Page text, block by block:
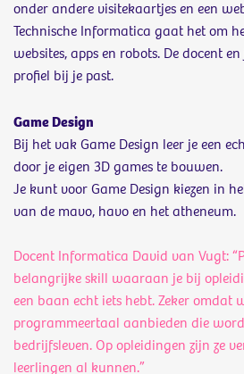
onder andere visitekaartjes en een
Technische Informatica gaat het om
websites, apps en robots. De docent
profiel bij je past.
Game Design
Bij het vak Game Design leer je een
door je eigen 3D games te bouwen.
Je kunt voor Game Design kiezen in
van de mavo, havo en het atheneum.
Docent Informatica David van Vugt:
belangrijke skill waaraan je bij
een baan echt iets hebt. Zeker omdat
programmeertaal aanbieden die
bedrijfsleven. Op opleidingen zijn ze
leerlingen al kunnen.”